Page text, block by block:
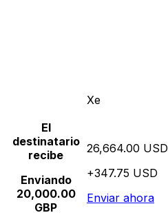
Xe
El
destinatario
recibe
Enviando
20,000.00
GBP
26,664.00 USD
+347.75 USD
Enviar ahora